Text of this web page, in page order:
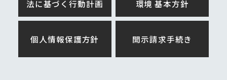
措置を実施します。
法に基づく行動計画
環境 基本方針
個人情報保護方針 開示請求手続き